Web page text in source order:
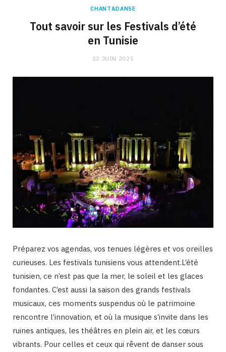
CHANT&DANSE
Tout savoir sur les Festivals d’été
en Tunisie
23 JUIN 2025
Préparez vos agendas, vos tenues légères et vos oreilles
curieuses. Les festivals tunisiens vous attendent.L’été
tunisien, ce n’est pas que la mer, le soleil et les glaces
fondantes. C’est aussi la saison des grands festivals
musicaux, ces moments suspendus où le patrimoine
rencontre l’innovation, et où la musique s’invite dans les
ruines antiques, les théâtres en plein air, et les cœurs
vibrants. Pour celles et ceux qui rêvent de danser sous